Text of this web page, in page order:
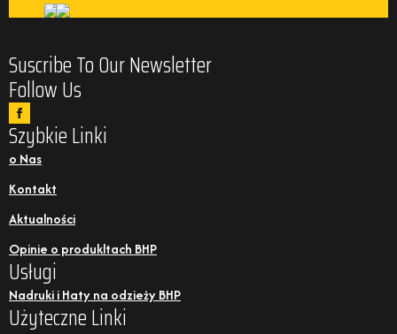
Suscribe To Our Newsletter
Follow Us
Szybkie Linki
o Nas
Kontakt
Aktualności
Opinie o produkltach BHP
Usługi
Nadruki i Haty na odzieży BHP
Użyteczne Linki